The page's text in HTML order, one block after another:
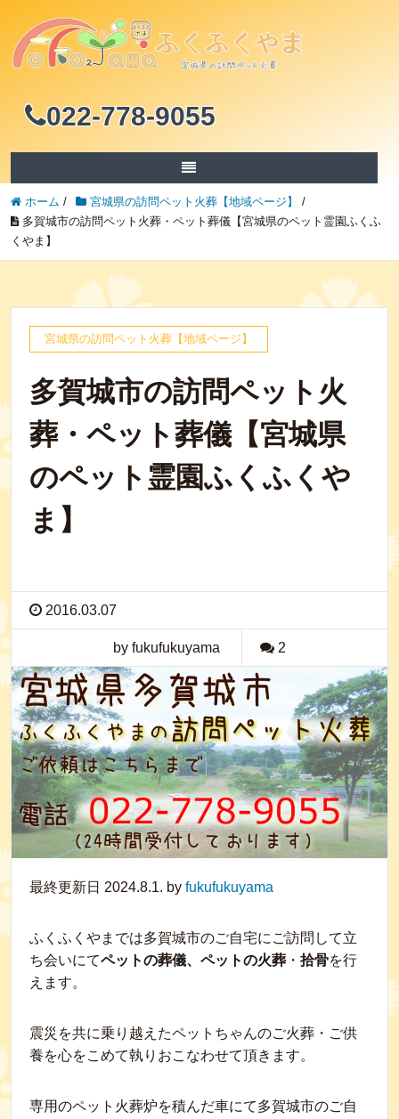
022-778-9055
ホーム / 宮城県の訪問ペット火葬【地域ページ】
/
多賀城市の訪問ペット火葬・ペット葬儀【宮城県のペット霊園ふくふ
くやま】
宮城県の訪問ペット火葬【地域ページ】
多賀城市の訪問ペット火
葬・ペット葬儀【宮城県
のペット霊園ふくふくや
ま】
2016.03.07
by fukufukuyama 2
最終更新日 2024.8.1. by fukufukuyama
ふくふくやまでは多賀城市のご自宅にご訪問して立
ち会いにてペットの葬儀、ペットの火葬 ・ 拾骨を行
えます。
震災を共に乗り越えたペットちゃんのご火葬・ご供
養を心をこめて執りおこなわせて頂きます。
専用のペット火葬炉を積んだ車にて多賀城市のご自